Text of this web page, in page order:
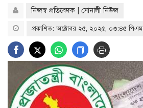
নিজস্ব প্রতিবেদক | সোনালী নিউজ
প্রকাশিত: অক্টোবর ২৫, ২০২৫, ০৩:৪৫ পিএম